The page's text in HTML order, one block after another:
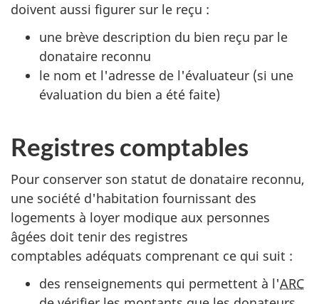
doivent aussi figurer sur le reçu :
une brève description du bien reçu par le
donataire reconnu
le nom et l'adresse de l'évaluateur (si une
évaluation du bien a été faite)
Registres comptables
Pour conserver son statut de donataire reconnu,
une société d'habitation fournissant des
logements à loyer modique aux personnes
âgées doit tenir des registres
comptables adéquats comprenant ce qui suit :
des renseignements qui permettent à l'ARC